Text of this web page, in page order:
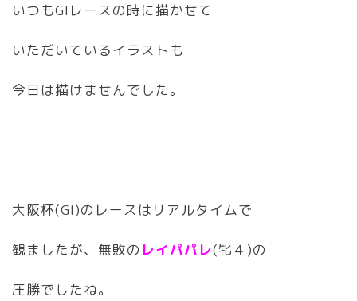
いつもGIレースの時に描かせて
いただいているイラストも
今日は描けませんでした。
大阪杯(GI)のレースはリアルタイムで
観ましたが、無敗の レイパパレ(牝４)の
圧勝でしたね。